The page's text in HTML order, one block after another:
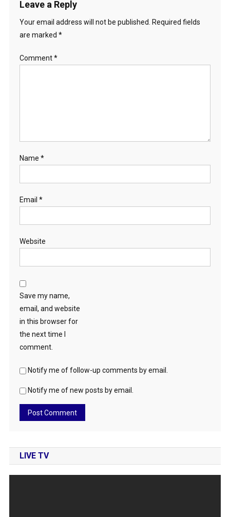
Leave a Reply
Your email address will not be published.
Required fields
are marked *
Comment*
Name *
Email *
Website
Save my name,
email, and website
in this browser for
the next time I
comment.
Notify me of follow-up comments by email.
Notify me of new posts by email.
LIVE TV